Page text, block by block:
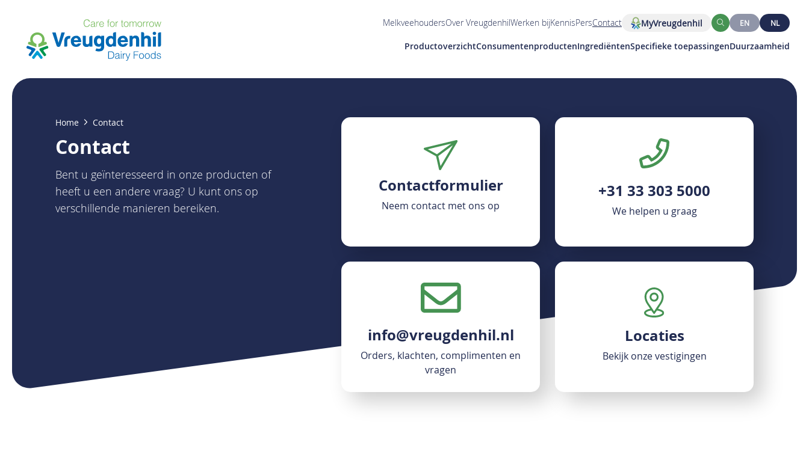
inhoud
Utilities
MelkveehoudersOver VreugdenhilWerken bijKennisPersContact MyVreugdenhil ZoekenEN NL
Main
ProductoverzichtConsumentenproductenIngrediëntenSpecifieke toepassingenDuurzaamheid
Contact
Bent u geïnteresseerd in onze producten of
heeft u een andere vraag? U kunt ons op
verschillende manieren bereiken.
Kruimelpad
Home Contact
Contactformulier
Neem contact met ons op
+31 33 303 5000
We helpen u graag
info@vreugdenhil.nl
Orders, klachten, complimenten en
vragen
Locaties
Bekijk onze vestigingen